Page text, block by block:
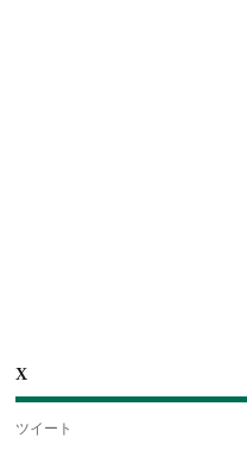
X
ツイート